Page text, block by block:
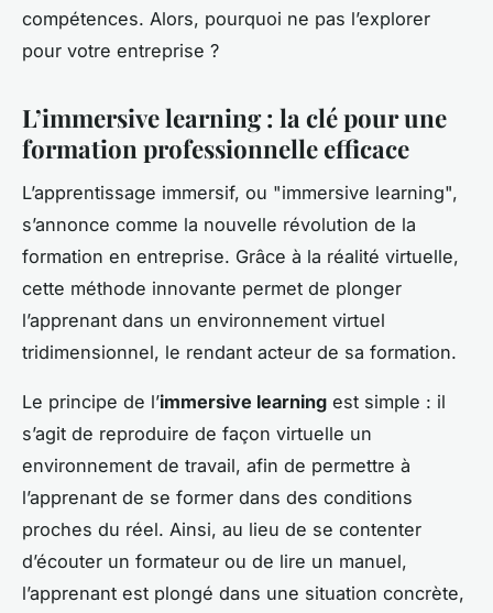
compétences. Alors, pourquoi ne pas l’explorer
pour votre entreprise ?
L’immersive learning : la clé pour une
formation professionnelle efficace
L’apprentissage immersif, ou "immersive learning",
s’annonce comme la nouvelle révolution de la
formation en entreprise. Grâce à la réalité virtuelle,
cette méthode innovante permet de plonger
l’apprenant dans un environnement virtuel
tridimensionnel, le rendant acteur de sa formation.
Le principe de l’immersive learning est simple : il
s’agit de reproduire de façon virtuelle un
environnement de travail, afin de permettre à
l’apprenant de se former dans des conditions
proches du réel. Ainsi, au lieu de se contenter
d’écouter un formateur ou de lire un manuel,
l’apprenant est plongé dans une situation concrète,